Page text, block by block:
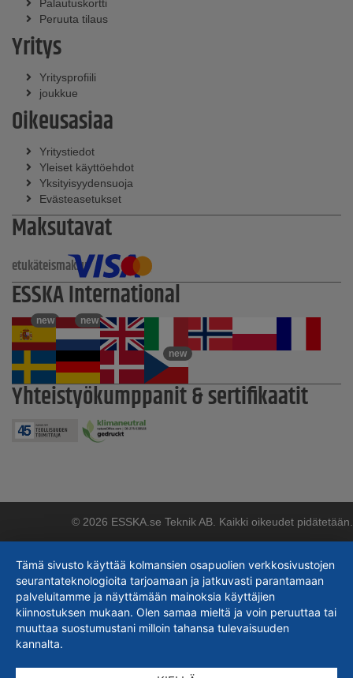
Palautuskortti
Peruuta tilaus
Yritys
Yritysprofiili
joukkue
Oikeusasiaa
Yritystiedot
Yleiset käyttöehdot
Yksityisyydensuoja
Evästeasetukset
Maksutavat
etukäteismaksu
ESSKA International
new new
new
Yhteistyökumppanit & sertifikaatit
© 2026 ESSKA.se Teknik AB. Kaikki oikeudet pidätetään.
Tämä sivusto käyttää kolmansien osapuolien verkkosivustojen
seurantateknologioita tarjoamaan ja jatkuvasti parantamaan
palveluitamme ja näyttämään mainoksia käyttäjien
kiinnostuksen mukaan. Olen samaa mieltä ja voin peruuttaa tai
muuttaa suostumustani milloin tahansa tulevaisuuden
kannalta.